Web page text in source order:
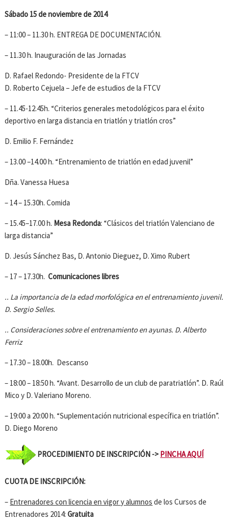
Sábado 15 de noviembre de 2014
– 11:00 – 11.30 h. ENTREGA DE DOCUMENTACIÓN.
– 11.30 h. Inauguración de las Jornadas
D. Rafael Redondo- Presidente de la FTCV
D. Roberto Cejuela – Jefe de estudios de la FTCV
– 11.45-12.45h. “Criterios generales metodológicos para el éxito
deportivo en larga distancia en triatlón y triatlón cros”
D. Emilio F. Fernández
– 13.00 –14.00 h. “Entrenamiento de triatlón en edad juvenil”
Dña. Vanessa Huesa
– 14 – 15.30h. Comida
– 15.45–17.00 h. Mesa Redonda: “Clásicos del triatlón Valenciano de
larga distancia”
D. Jesús Sánchez Bas, D. Antonio Dieguez, D. Ximo Rubert
– 17 – 17.30h.Comunicaciones libres
.. La importancia de la edad morfológica en el entrenamiento juvenil.
D. Sergio Selles.
.. Consideraciones sobre el entrenamiento en ayunas. D. Alberto
Ferriz
– 17.30 – 18.00h. Descanso
– 18:00 – 18:50 h. “Avant. Desarrollo de un club de paratriatlón”. D. Raúl
Mico y D. Valeriano Moreno.
– 19:00 a 20:00 h. “Suplementación nutricional específica en triatlón”.
D. Diego Moreno
PROCEDIMIENTO DE INSCRIPCIÓN ->PINCHA AQUÍ
CUOTA DE INSCRIPCIÓN:
– Entrenadores con licencia en vigor y alumnos de los Cursos de
Entrenadores 2014:Gratuita